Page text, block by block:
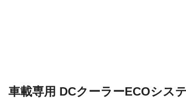
車載専用 DCクーラーECOシス